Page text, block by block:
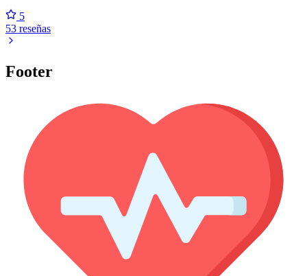
5
53 reseñas
Footer